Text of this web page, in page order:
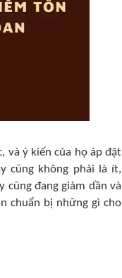
và ý kiến của họ áp đặt
cũng không phải là ít,
cũng đang giảm dần và
chuẩn bị những gì cho